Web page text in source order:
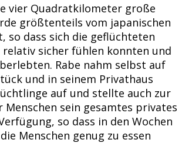
vier Quadratkilometer große
größtenteils vom japanischen
so dass sich die geflüchteten
relativ sicher fühlen konnten und
Rabe nahm selbst auf
und in seinem Privathaus
auf und stellte auch zur
Menschen sein gesamtes privates
so dass in den Wochen
Menschen genug zu essen